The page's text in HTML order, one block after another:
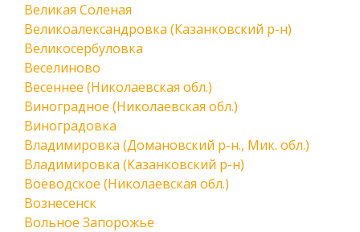
Великая Соленая
Великоалександровка (Казанковский р-н)
Великосербуловка
Веселиново
Весеннее (Николаевская обл.)
Виноградное (Николаевская обл.)
Виноградовка
Владимировка (Домановский р-н., Мик. обл.)
Владимировка (Казанковский р-н)
Воеводское (Николаевская обл.)
Вознесенск
Вольное Запорожье